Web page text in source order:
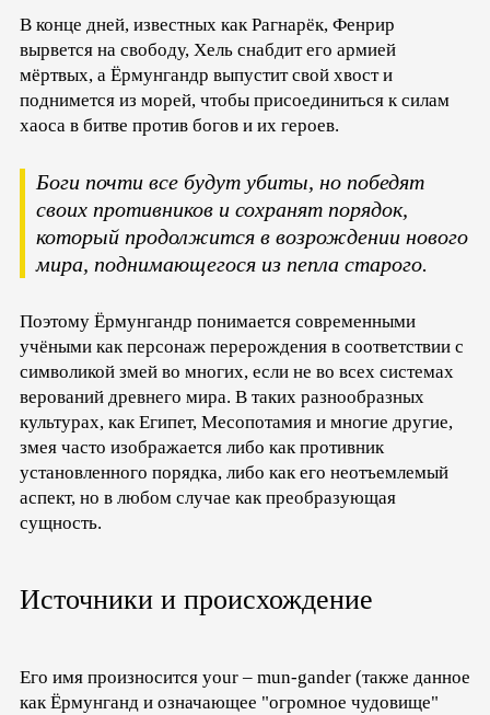
В конце дней, известных как Рагнарёк, Фенрир
вырвется на свободу, Хель снабдит его армией
мёртвых, а Ёрмунгандр выпустит свой хвост и
поднимется из морей, чтобы присоединиться к силам
хаоса в битве против богов и их героев.
Боги почти все будут убиты, но победят
своих противников и сохранят порядок,
который продолжится в возрождении нового
мира, поднимающегося из пепла старого.
Поэтому Ёрмунгандр понимается современными
учёными как персонаж перерождения в соответствии с
символикой змей во многих, если не во всех системах
верований древнего мира. В таких разнообразных
культурах, как Египет, Месопотамия и многие другие,
змея часто изображается либо как противник
установленного порядка, либо как его неотъемлемый
аспект, но в любом случае как преобразующая
сущность.
Источники и происхождение
Его имя произносится your – mun-gander (также данное
как Ёрмунганд и означающее "огромное чудовище"